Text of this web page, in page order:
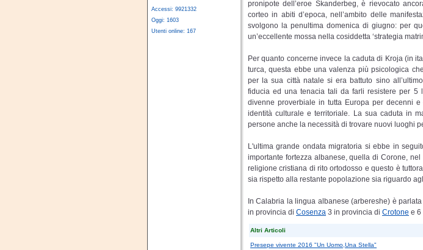
Accessi: 9921332
Oggi: 1603
Utenti online: 167
pronipote dell’eroe Skanderbeg, è rievocato
corteo in abiti d’epoca, nell’ambito delle
svolgono la penultima domenica di giugno: per
un’eccellente mossa nella cosiddetta ‘strategia
Per quanto concerne invece la caduta di Kroja (in
turca, questa ebbe una valenza più psicologica
per la sua città natale si era battuto sino
fiducia ed una tenacia tali da farli resistere per 5
divenne proverbiale in tutta Europa per decenni
identità culturale e territoriale. La sua caduta in
persone anche la necessità di trovare nuovi luoghi
L'ultima grande ondata migratoria si ebbe in
importante fortezza albanese, quella di Corone,
religione cristiana di rito ortodosso e questo è
sia rispetto alla restante popolazione sia riguardo
In Calabria la lingua albanese (arbereshe) è
in provincia di Cosenza 3 in provincia di Crotone e 6
Altri Articoli
Presepe vivente 2016 "Un Uomo,Una Stella"